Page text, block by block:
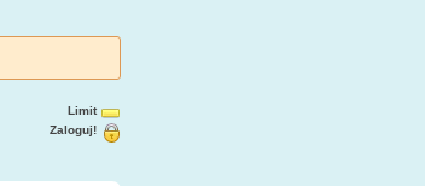
Limit
Zaloguj!